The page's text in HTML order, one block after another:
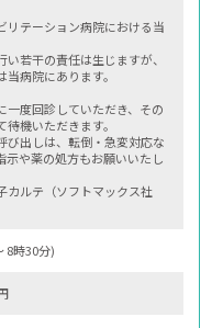
リテーション病院における当
若干の責任は生じますが、
病院にあります。
一度回診していただき、その
機いただきます。
び出しは、転倒・急変対応な
示や薬の処方もお願いいたし
カルテ（ソフトマックス社
8時30分)